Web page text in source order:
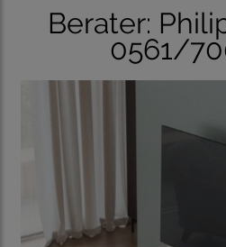
Berater:
0561/